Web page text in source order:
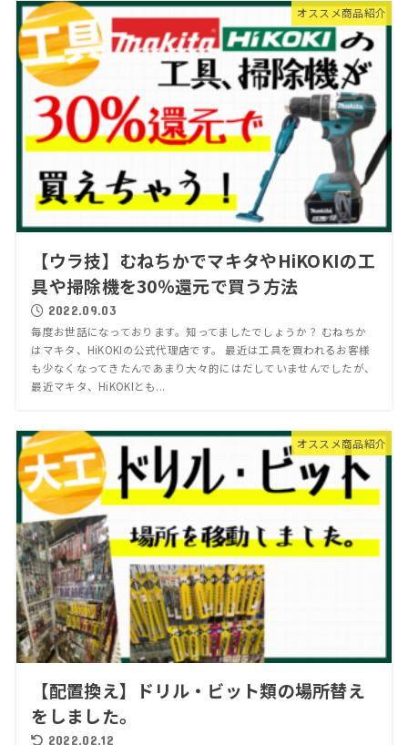
オススメ商品紹介
【ウラ技】むねちかでマキタやHiKOKIの工
具や掃除機を30％還元で買う方法
2022.09.03
毎度お世話になっております。知ってましたでしょうか？ むねちか
はマキタ、HiKOKIの公式代理店です。 最近は工具を買われるお客様
も少なくなってきたんであまり大々的にはだしていませんでしたが、
最近マキタ、HiKOKIとも...
オススメ商品紹介
【配置換え】ドリル・ビット類の場所替え
をしました。
2022.02.12